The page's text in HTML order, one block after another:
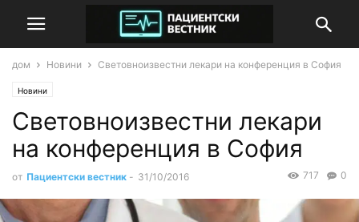
дом Новини Световноизвестни лекари на конференция в София
Новини
Световноизвестни лекари
на конференция в София
от Пациентски вестник - 31/10/2016 0
717